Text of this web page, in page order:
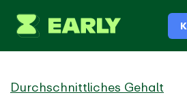
Durchschnittliches Gehalt